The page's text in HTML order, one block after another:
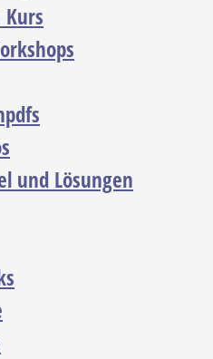
Kurs
und Lösungen